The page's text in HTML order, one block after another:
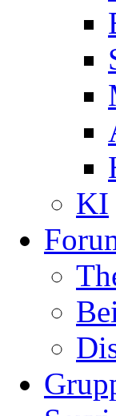
KI